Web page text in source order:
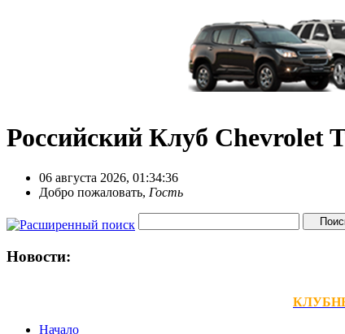
Российский Клуб Chevrolet
06 августа 2026, 01:34:36
Добро пожаловать, Гость
Новости:
Начало